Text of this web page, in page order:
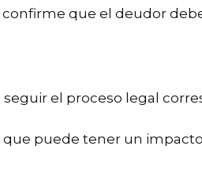
que el deudor
el proceso legal
puede tener un